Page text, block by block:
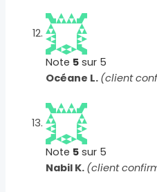
Note 5 sur 5
Océane L. (client
Note 5 sur 5
Nabil K. (client